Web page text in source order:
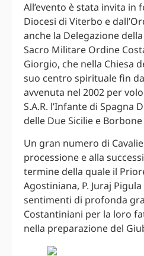
All’evento è stata invita in
Diocesi di Viterbo e
anche la Delegazione
Sacro Militare Ordine
Giorgio, che nella Chiesa
suo centro spirituale fin
avvenuta nel 2002 per
S.A.R. l’Infante di Spagna
delle Due Sicilie e
Un gran numero di
processione e alla
termine della quale il
Agostiniana, P. Juraj
sentimenti di profonda
Costantiniani per la loro
nella preparazione del